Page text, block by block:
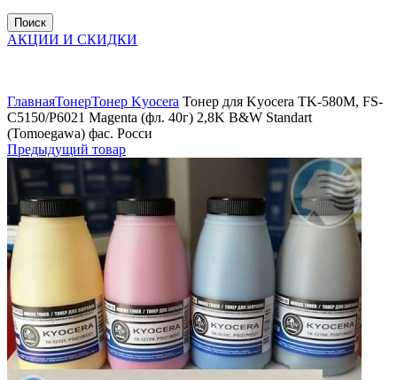
Поиск
АКЦИИ И СКИДКИ
ГлавнаяТонерТонер Kyocera Тонер для Kyocera TK-580M, FS-
C5150/P6021 Magenta (фл. 40г) 2,8K B&W Standart
(Tomoegawa) фас. Росси
Предыдущий товар